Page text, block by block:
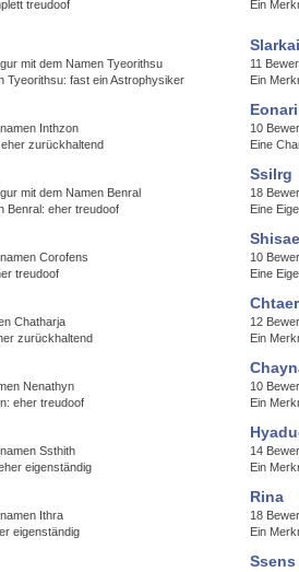
treudoof
Ein
mit dem Namen Tyeorithsu
Tyeorithsu: fast ein Astrophysiker
11
Ein
Inthzon
zurückhaltend
10
Eine
mit dem Namen Benral
Benral: eher treudoof
Ssilrg
18
Eine
Corofens
treudoof
10
Eine
Chatharja
zurückhaltend
12
Ein
Nenathyn
eher treudoof
10
Ein
Ssthith
eigenständig
14
Ein
Ithra
eigenständig
Rina
18
Ein
Ssens